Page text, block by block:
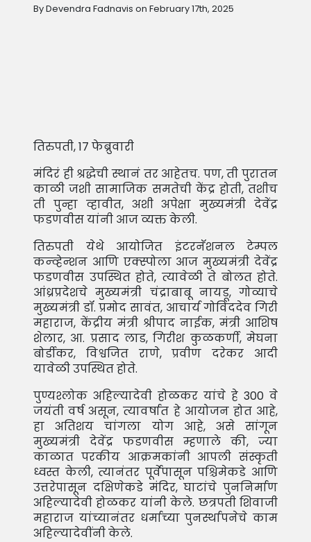
By Devendra Fadnavis on February 17th, 2025
तिरुपती, 17 फेब्रुवारी
मंदिरं ही श्रद्धेची स्थानं तर आहेतच. पण, ती पुरातन
काळी जशी सामाजिक समतेची केंद्र होती, तशीच
ती पुन्हा व्हावीत, अशी अपेक्षा मुख्यमंत्री देवेंद्र
फडणवीस यांनी आज व्यक्त केली.
तिरुपती येथे आयोजित इंटरनॅशनल टेम्पल
कन्व्हेन्शन आणि एक्स्पोला आज मुख्यमंत्री देवेंद्र
फडणवीस उपस्थित होते, त्यावेळी ते बोलत होते.
आंध्रप्रदेशचे मुख्यमंत्री चंद्राबाबू नायडू, गोव्याचे
मुख्यमंत्री डॉ. प्रमोद सावंत, आचार्य गोविंददेव गिरी
महाराज, केंद्रीय मंत्री श्रीपाद नाईक, मंत्री आशिष
शेलार, आ. प्रसाद लाड, गिरीश कुळकर्णी, मेघना
बोर्डीकर, विश्वजित राणे, प्रवीण दरेकर आदी
यावेळी उपस्थित होते.
पुण्यश्लोक अहिल्यादेवी होळकर यांचे हे 300 वे
जयंती वर्ष असून, त्यावर्षात हे आयोजन होत आहे,
हा अतिशय चांगला योग आहे, असे सांगून
मुख्यमंत्री देवेंद्र फडणवीस म्हणाले की, ज्या
काळात परकीय आक्रमकांनी आपली संस्कृती
ध्वस्त केली, त्यानंतर पूर्वेपासून पश्चिमेकडे आणि
उत्तरेपासून दक्षिणेकडे मंदिर, घाटांचे पुननिर्माण
अहिल्यादेवी होळकर यांनी केले. छत्रपती शिवाजी
महाराज यांच्यानंतर धर्माच्या पुनर्स्थापनेचे काम
अहिल्यादेवींनी केले.